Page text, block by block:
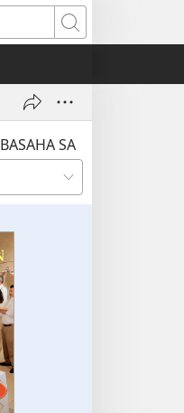
Search
BASAHA SA